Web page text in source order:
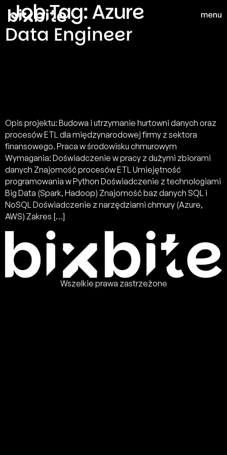
Job Tag:Azure
Data Engineer
Opis projektu: Budowa i utrzymanie hurtowni danych oraz
procesów ETL dla międzynarodowej firmy z sektora
finansowego. Praca w środowisku chmurowym
Wymagania: Doświadczenie w pracy z dużymi zbiorami
danych Znajomość procesów ETL Umiejętność
programowania w Python Doświadczenie z technologiami
Big Data (Spark, Hadoop) Znajomość baz danych SQL i
NoSQL Doświadczenie z narzędziami chmury (Azure,
AWS) Zakres […]
Wszelkie prawa zastrzeżone